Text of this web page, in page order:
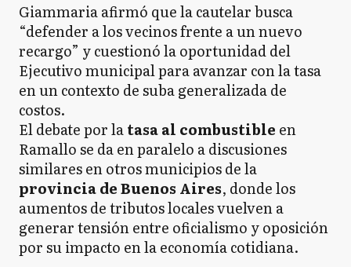
Giammaria afirmó que la cautelar busca
“defender a los vecinos frente a un nuevo
recargo” y cuestionó la oportunidad del
Ejecutivo municipal para avanzar con la tasa
en un contexto de suba generalizada de
costos.
El debate por latasa al combustible en
Ramallo se da en paralelo a discusiones
similares en otros municipios de la
provincia de Buenos Aires, donde los
aumentos de tributos locales vuelven a
generar tensión entre oficialismo y oposición
por su impacto en la economía cotidiana.